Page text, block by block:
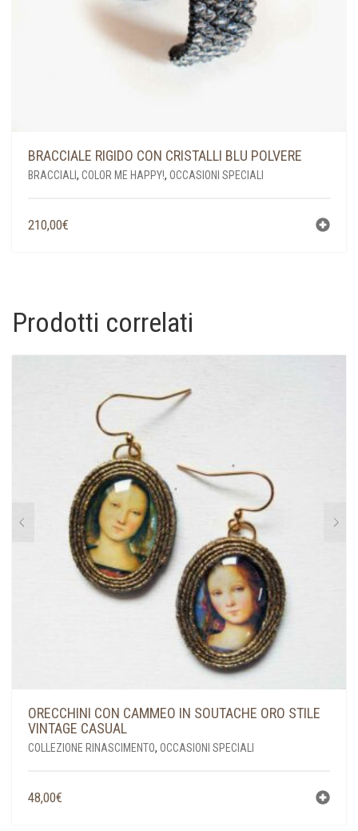
BRACCIALE RIGIDO CON CRISTALLI BLU POLVERE
BRACCIALI , COLOR ME HAPPY!, OCCASIONI SPECIALI
210,00€
Prodotti correlati
ORECCHINI CON CAMMEO IN SOUTACHE ORO STILE
VINTAGE CASUAL
COLLEZIONE RINASCIMENTO, OCCASIONI SPECIALI
48,00€